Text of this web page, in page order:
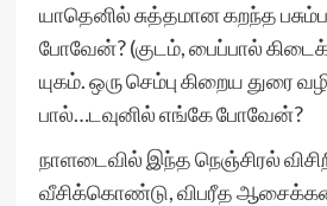
யாதெனில் சுத்தமான கறந்த
போவேன்? (குடம், பைப்பால்
யுகம். ஒரு செம்பு கிறைய துரை
பால்…டவுனில் எங்கே போவேன்?
நாளடைவில் இந்த நெஞ்சிரல்
வீசிக்கொண்டு, விபரீத